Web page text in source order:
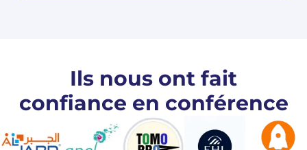
Ils nous ont fait
confiance en conférence